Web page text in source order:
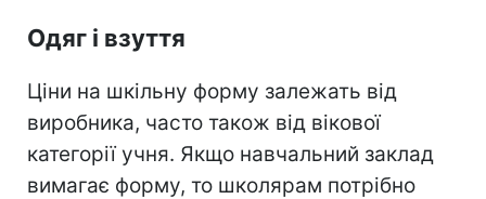
Одяг і взуття
Ціни на шкільну форму залежать від
виробника, часто також від вікової
категорії учня. Якщо навчальний заклад
вимагає форму, то школярам потрібно